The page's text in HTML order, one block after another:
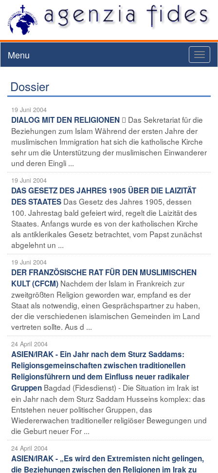
Menu
Dossier
19 Juni 2004
DIALOG MIT DEN RELIGIONEN  Das Sekretariat für die
Beziehungen zum Islam Während der ersten Jahre der
muslimischen Immigration hat sich die katholische Kirche
sehr um die Unterstützung der muslimischen Einwanderer
und deren Eingli ...
19 Juni 2004
DAS GESETZ DES JAHRES 1905 ÜBER DIE LAIZITÄT
DES STAATES Das Gesetz des Jahres 1905, dessen
100. Jahrestag bald gefeiert wird, regelt die Laizität des
Staates. Anfangs wurde es von der katholischen Kirche
als antiklerikales Gesetz betrachtet, vom Papst zunächst
abgelehnt un ...
19 Juni 2004
DER FRANZÖSISCHE RAT FÜR DEN MUSLIMISCHEN
KULT (CFCM) Nachdem der Islam in Frankreich zur
zweitgrößten Religion geworden war, empfand es der
Staat als notwendig, einen Gesprächspartner zu haben,
der die verschiedenen islamischen Gemeinden im Land
vertreten sollte. Aus d ...
24 April 2004
ASIEN/IRAK - Ein Jahr nach dem Sturz Saddams:
Religionsgemeinschaften zwischen traditionellen
Religionsführern und dem Einfluss neuer radikaler
Gruppen Bagdad (Fidesdienst) - Die Situation im Irak ist
ein Jahr nach dem Sturz Saddam Husseins komplex: das
Entstehen neuer politischer Gruppen, das
Wiedererwachen traditioneller religiöser Bewegungen und
die Geburt neuer For ...
24 April 2004
ASIEN/IRAK - „Es wird den Extremisten nicht gelingen,
die Beziehungen zwischen den Religionen im Irak zu